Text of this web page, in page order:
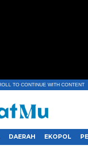
TO CONTINUE WITH CONTENT
DAERAH EKOPOL